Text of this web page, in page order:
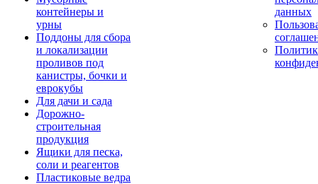
контейнеры и
урны
Поддоны для сбора
и локализации
проливов под
канистры, бочки и
еврокубы
Для дачи и сада
Дорожно-
строительная
продукция
Ящики для песка,
соли и реагентов
Пластиковые ведра
данных